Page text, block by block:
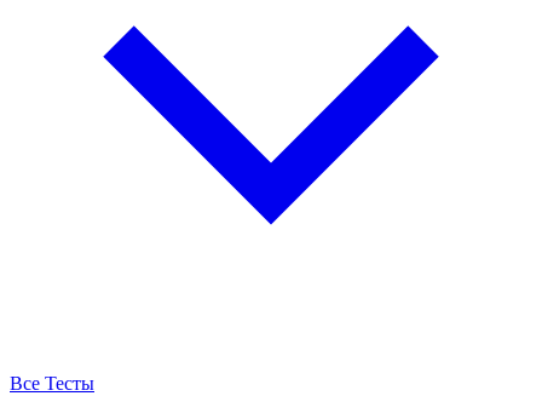
Все Тесты